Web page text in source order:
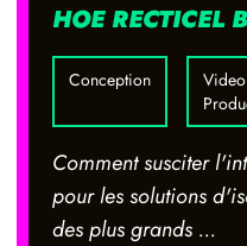
HOE RECTICEL
Conception
Video
Comment susciter
pour les solutions
des plus grands ...